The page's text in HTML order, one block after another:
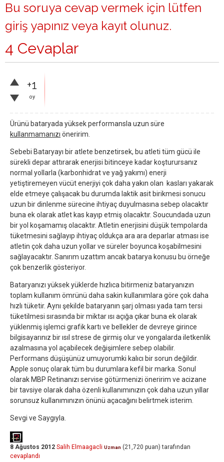
Bu soruya cevap vermek için lütfen
giriş yapınız veya kayıt olunuz.
4 Cevaplar
+1
oy
Ürünü bataryada yüksek performansla uzun süre
kullanmamanızı öneririm.
Sebebi Bataryayı bir atlete benzetirsek, bu atleti tüm gücü ile
sürekli depar attırarak enerjisi bitinceye kadar koşturursanız
normal yollarla (karbonhidrat ve yağ yakımı) enerji
yetiştiremeyen vücüt enerjiyi çok daha yakın olan kasları yakarak
elde etmeye çalışacak bu durumda laktik asit birikmesi sonucu
uzun bir dinlenme sürecine ihtiyaç duyulmasına sebep olacaktır
buna ek olarak atlet kas kayıp etmiş olacaktır. Soucundada uzun
bir yol koşamamış olacaktır. Atletin enerjisini düşük tempolarda
tüketmesini sağlayıp ihtiyaç oldukça ara ara deparlar atması ise
atletin çok daha uzun yollar ve süreler boyunca koşabilmesini
sağlayacaktır. Sanırım uzattım ancak batarya konusu bu örneğe
çok benzerlik gösteriyor.
Bataryanızı yüksek yüklerde hızlıca bitirmeniz bataryanızın
toplam kullanım ömrünü daha sakin kullanımlara göre çok daha
hızlı tüketir. Aynı şekilde bataryanın şarj olması yada tam tersi
tüketilmesi sırasında bir miktar ısı açığa çıkar buna ek olarak
yüklenmiş işlemci grafik kartı ve bellekler de devreye girince
bilgisayarınız bir ısıl strese de girmiş olur ve yongalarda iletkenlik
azalmasına yol açabilecek değişimlere sebep olabilir.
Performans düşüşünüz umuyorumki kalıcı bir sorun değildir.
Apple sonuç olarak tüm bu durumlara kefil bir marka. Sonul
olarak MBP Retinanızı servise götürmenizi öneririm ve acizane
bir tavsiye olarak daha özenli kullanımınızın çok daha uzun yıllar
sorunsuz kullanımınızın önünü açacağını belirtmek isterim.
Sevgi ve Saygıyla.
8 Ağustos 2012 Salih Elmaagacli Uzman (21,720 puan) tarafından
cevaplandı